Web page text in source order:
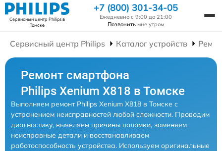
Сервисный центр Philipsв
Томске
+7 (800) 301-34-05
Ежедневно с 9:00 до 21:00
Позвонить мне утром
Сервисный центр Philips Каталог устройств
Ремонт смартфона
Philips Xenium X818 в Томске
Выполняем ремонт Philips Xenium X818 в Томске с
устранением неисправностей любой сложности. Проводим
диагностику, выявляем причины поломки, заменяем
неисправные детали и восстанавливаем
работоспособность устройства. Используем оригинальные